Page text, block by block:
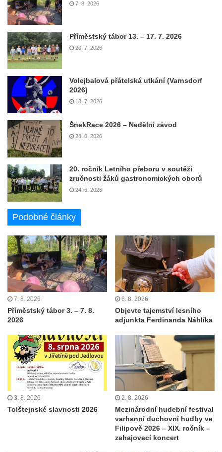
7. 8. 2026
Příměstský tábor 13. – 17. 7. 2026
20. 7. 2026
Volejbalová přátelská utkání (Varnsdorf
2026)
18. 7. 2026
ŠnekRace 2026 – Nedělní závod
28. 6. 2026
20. ročník Letního přeboru v soutěži
zručnosti žáků gastronomických oborů
24. 6. 2026
Podobné články
7. 8. 2026
Příměstský tábor 3. – 7. 8.
2026
6. 8. 2026
Objevte tajemství lesního
adjunkta Ferdinanda Náhlíka
3. 8. 2026
Tolštejnské slavnosti 2026
2. 8. 2026
Mezinárodní hudební festival
varhanní duchovní hudby ve
Filipově 2026 – XIX. ročník –
zahajovací koncert